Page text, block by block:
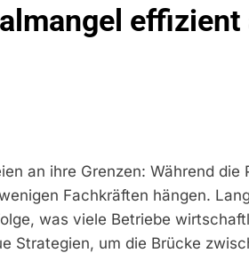
effizient
an ihre Grenzen: Während die
Fachkräften hängen.
was viele Betriebe
Strategien, um die Brücke